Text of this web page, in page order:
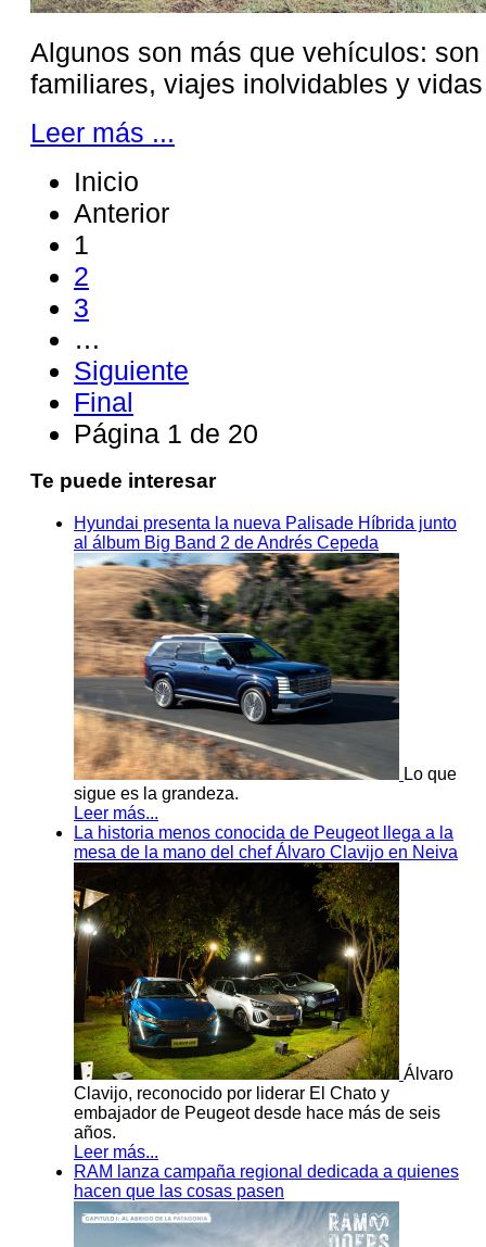
Algunos son más que vehículos:
familiares, viajes inolvidables y
Leer más ...
Inicio
Anterior
1
2
3
…
Siguiente
Final
Página 1 de 20
Te puede interesar
Hyundai presenta la nueva Palisade Híbrida junto
al álbum Big Band 2 de Andrés Cepeda
Lo que
sigue es la grandeza.
Leer más...
La historia menos conocida de Peugeot llega a la
mesa de la mano del chef Álvaro Clavijo en Neiva
Álvaro
Clavijo, reconocido por liderar El Chato y
embajador de Peugeot desde hace más de seis
años.
Leer más...
RAM lanza campaña regional dedicada a quienes
hacen que las cosas pasen